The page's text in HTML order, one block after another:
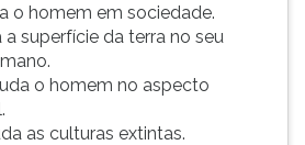
o homem em sociedade.
superfície da terra no seu
o homem no aspecto
as culturas extintas.